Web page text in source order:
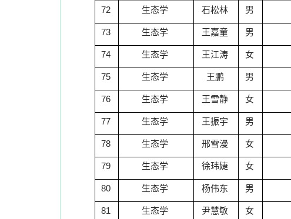
72 生态学 石松林 男
73 生态学 王嘉童 男
74 生态学 王江涛 女
75 生态学 王鹏 男
76 生态学 王雪静 女
77 生态学 王振宇 男
78 生态学 邢雪漫 女
79 生态学 徐玮婕 女
80 生态学 杨伟东 男
81 生态学 尹慧敏 女